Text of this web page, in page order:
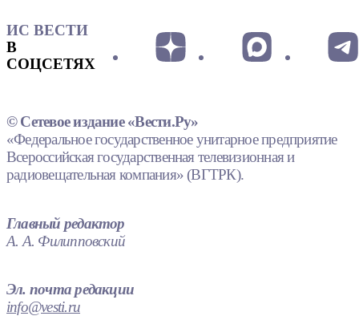
ИС ВЕСТИ
В
СОЦСЕТЯХ
© Сетевое издание «Вести.Ру»
«Федеральное государственное унитарное предприятие
Всероссийская государственная телевизионная и
радиовещательная компания» (ВГТРК).
Главный редактор
А. А. Филипповский
Эл. почта редакции
info@vesti.ru